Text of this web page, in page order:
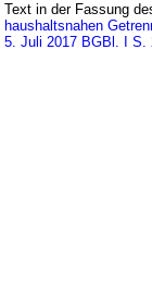
Text in der Fassung
haushaltsnahen
5. Juli 2017 BGBl. I S.